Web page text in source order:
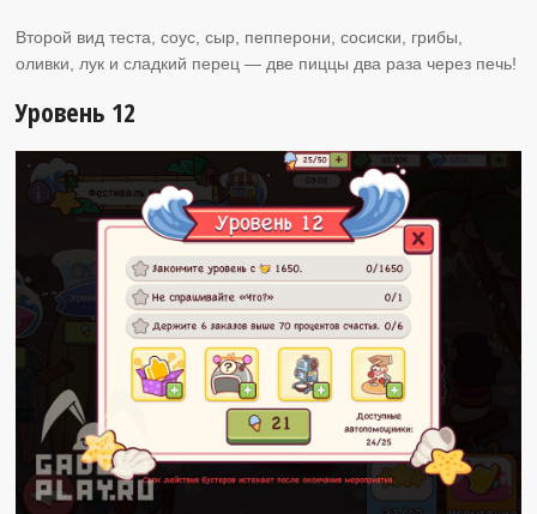
Второй вид теста, соус, сыр, пепперони, сосиски, грибы,
оливки, лук и сладкий перец — две пиццы два раза через печь!
Уровень 12